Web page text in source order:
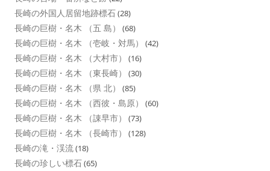
長崎の外国人居留地跡標石(28)
長崎の巨樹・名木 （五 島） (68)
長崎の巨樹・名木 （壱岐・対馬） (42)
長崎の巨樹・名木 （大村市） (16)
長崎の巨樹・名木 （東長崎） (30)
長崎の巨樹・名木 （県 北） (85)
長崎の巨樹・名木 （西彼・島原） (60)
長崎の巨樹・名木 （諌早市） (73)
長崎の巨樹・名木 （長崎市） (128)
長崎の滝・渓流(18)
長崎の珍しい標石(65)